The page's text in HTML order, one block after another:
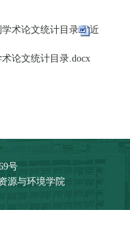
学术论文统计目录 近
论文统计目录.docx
号
源与环境学院